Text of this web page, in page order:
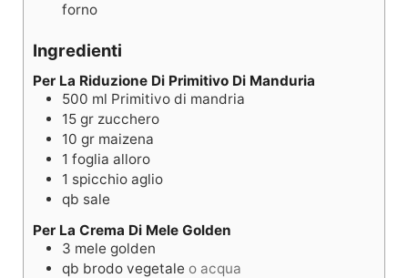
forno
Ingredienti
Per La Riduzione Di Primitivo Di Manduria
500 ml Primitivo di mandria
15 gr zucchero
10 gr maizena
1 foglia alloro
1 spicchio aglio
qb sale
Per La Crema Di Mele Golden
3 mele golden
qb brodo vegetale o acqua